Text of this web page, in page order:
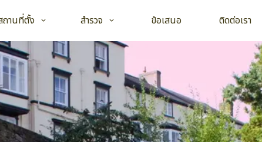
child menu
ถานที่ตั้ง Open child menu
สำรวจ ข้อเสนอ ติดต่อเรา